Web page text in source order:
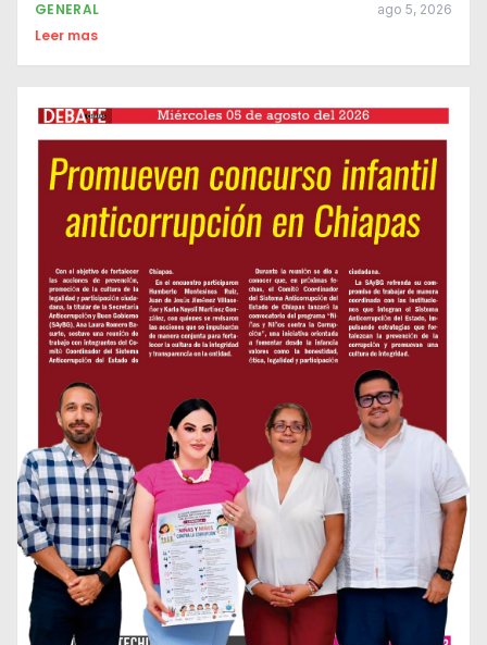
GENERAL ago 5, 2026
Leer mas